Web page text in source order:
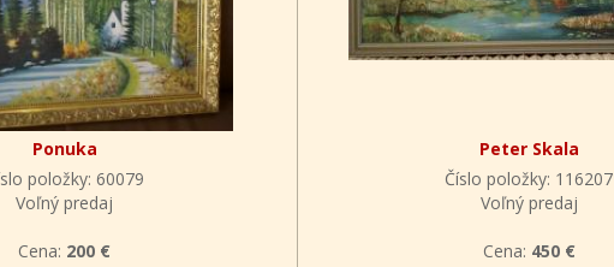
Ponuka
položky: 60079
Voľný predaj
Cena: 200 €
Peter Skala
Číslo položky: 116207
Voľný predaj
Cena: 450 €